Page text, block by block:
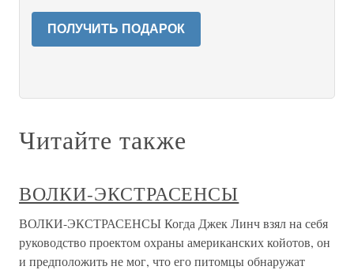
ПОЛУЧИТЬ ПОДАРОК
Читайте также
ВОЛКИ-ЭКСТРАСЕНСЫ
ВОЛКИ-ЭКСТРАСЕНСЫ Когда Джек Линч взял на себя
руководство проектом охраны американских койотов, он
и предположить не мог, что его питомцы обнаружат